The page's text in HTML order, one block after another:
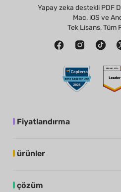
Yapay zeka destekli PDF
Mac, iOS ve
Tek Lisans, Tüm
Fiyatlandırma
ürünler
çözüm